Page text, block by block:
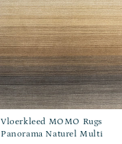
Vloerkleed MOMO Rugs
Panorama Naturel Multi